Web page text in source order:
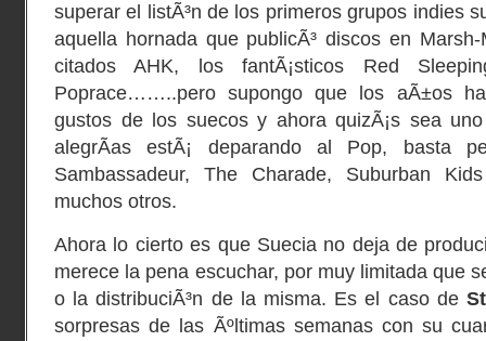
superar el listÃ³n de los primeros grupos indies
aquella hornada que publicÃ³ discos en Marsh-
citados AHK, los fantÃ¡sticos Red
Poprace……..pero supongo que los aÃ±os
gustos de los suecos y ahora quizÃ¡s sea
alegrÃ­as estÃ¡ deparando al Pop, basta
Sambassadeur, The Charade, Suburban
muchos otros.
Ahora lo cierto es que Suecia no deja de
merece la pena escuchar, por muy limitada que
o la distribuciÃ³n de la misma. Es el caso de
sorpresas de las Ãºltimas semanas con su